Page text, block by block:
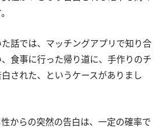
話では、マッチングアプリで知り合
食事に行った帰り道に、手作りのチ
された、というケースがありまし
からの突然の告白は、一定の確率で